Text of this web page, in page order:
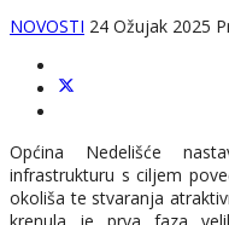
NOVOSTI 24 Ožujak 2025
Općina Nedelišće
infrastrukturu s ciljem
okoliša te stvaranja